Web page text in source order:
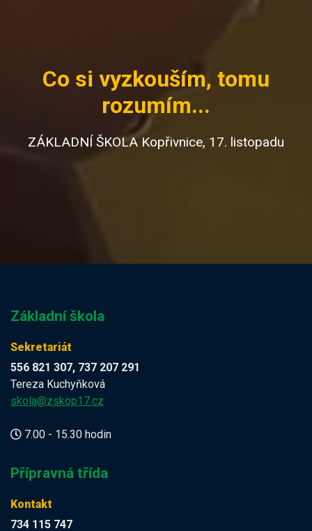
Co si vyzkouším, tomu
rozumím...
ZÁKLADNÍ ŠKOLA Kopřivnice, 17. listopadu
Základní škola
Sekretariát
556 821 307, 737 207 291
Tereza Kuchyňková
skola@zskop17.cz
7.00 - 15.30 hodin
Přípravná třída
Kontakt
734 115 747